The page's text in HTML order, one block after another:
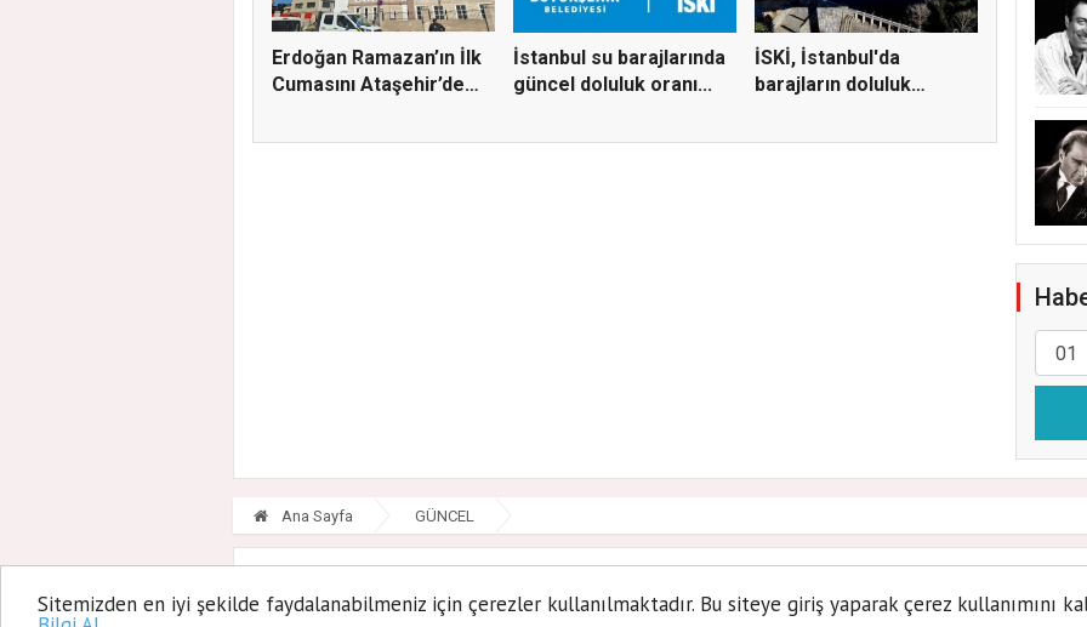
Sitemizden en iyi şekilde faydalanabilmeniz için çerezler kullanılmaktadır. Bu siteye giriş yaparak çerez kullanımını
Erdoğan Ramazan’ın İlk
Cumasını Ataşehir’de
İstanbul su barajlarında
güncel doluluk oranı...
İSKİ, İstanbul'da
barajların doluluk
Ana Sayfa GÜNCEL
İhtiyaç sahibi ailelere ücretsiz